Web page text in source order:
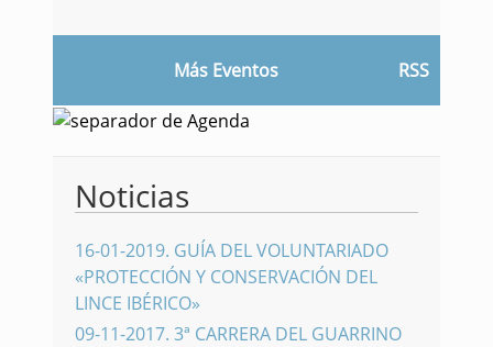
Más Eventos RSS
Noticias
16-01-2019. GUÍA DEL VOLUNTARIADO
«PROTECCIÓN Y CONSERVACIÓN DEL
LINCE IBÉRICO»
09-11-2017. 3ª CARRERA DEL GUARRINO